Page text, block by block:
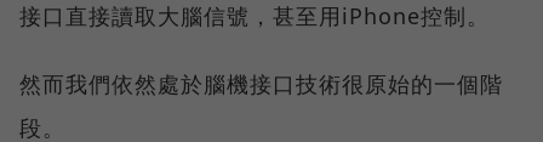
接口直接讀取大腦信號，甚至用iPhone控制。
然而我們依然處於腦機接口技術很原始的一個階
段。